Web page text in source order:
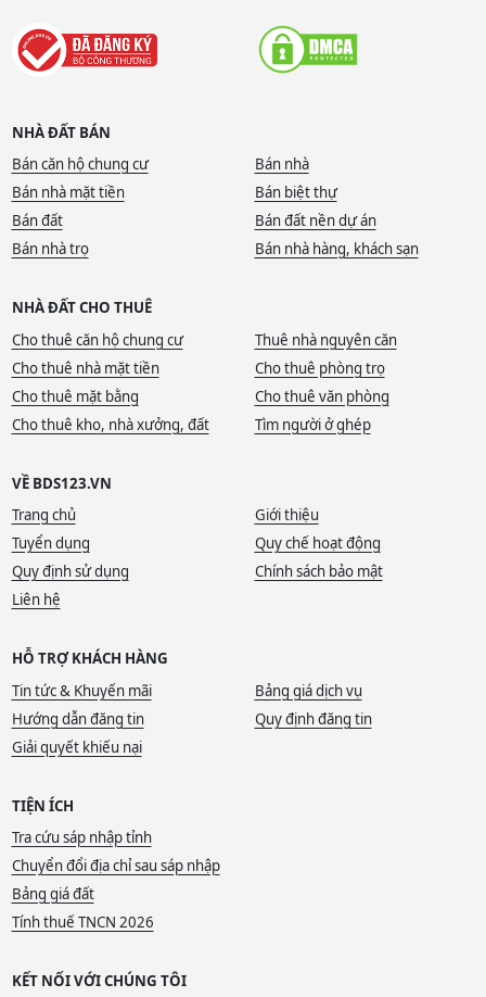
NHÀ ĐẤT BÁN
Bán căn hộ chung cư
Bán nhà
Bán nhà mặt tiền
Bán biệt thự
Bán đất
Bán đất nền dự án
Bán nhà trọ
Bán nhà hàng, khách sạn
NHÀ ĐẤT CHO THUÊ
Cho thuê căn hộ chung cư
Thuê nhà nguyên căn
Cho thuê nhà mặt tiền
Cho thuê phòng trọ
Cho thuê mặt bằng
Cho thuê văn phòng
Cho thuê kho, nhà xưởng, đất
Tìm người ở ghép
VỀ BDS123.VN
Trang chủ
Giới thiệu
Tuyển dụng
Quy chế hoạt động
Quy định sử dụng
Chính sách bảo mật
Liên hệ
HỖ TRỢ KHÁCH HÀNG
Tin tức & Khuyến mãi
Bảng giá dịch vụ
Hướng dẫn đăng tin
Quy định đăng tin
Giải quyết khiếu nại
TIỆN ÍCH
Tra cứu sáp nhập tỉnh
Chuyển đổi địa chỉ sau sáp nhập
Bảng giá đất
Tính thuế TNCN 2026
KẾT NỐI VỚI CHÚNG TÔI